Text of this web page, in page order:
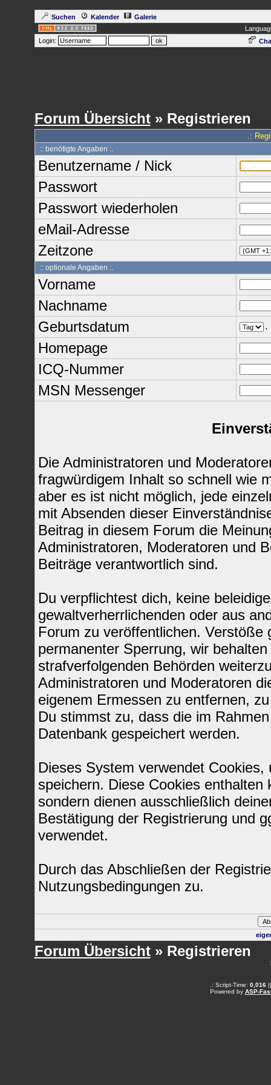
Suchen Kalender
Galerie
Login:
Forum Übersicht» Registrieren
.:
:: benötigte Angaben :.
Benutzername / Nick
Passwort
Passwort wiederholen
eMail-Adresse
Zeitzone
:: optionale Angaben :.
Vorname
Nachname
Geburtsdatum
.
Homepage
ICQ-Nummer
MSN Messenger
Die Administratoren und
fragwürdigem Inhalt so schnell wie
aber es ist nicht möglich, jede
mit Absenden dieser
Beitrag in diesem Forum die
Administratoren, Moderatoren und
Beiträge verantwortlich sind.
Du verpflichtest dich, keine
gewaltverherrlichenden oder aus
Forum zu veröffentlichen. Verstöße
permanenter Sperrung, wir
strafverfolgenden Behörden
Administratoren und Moderatoren
eigenem Ermessen zu entfernen,
Du stimmst zu, dass die im
Datenbank gespeichert werden.
Dieses System verwendet
speichern. Diese Cookies
sondern dienen ausschließlich
Bestätigung der Registrierung und
verwendet.
Durch das Abschließen der
Nutzungsbedingungen zu.
Forum Übersicht» Registrieren
.: Script-Time: 0,016||
Powered by ASP-